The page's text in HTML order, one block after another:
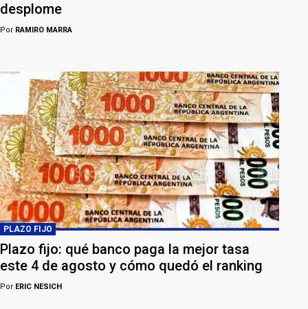
desplome
Por RAMIRO MARRA
PLAZO FIJO
Plazo fijo: qué banco paga la mejor tasa
este 4 de agosto y cómo quedó el ranking
Por ERIC NESICH